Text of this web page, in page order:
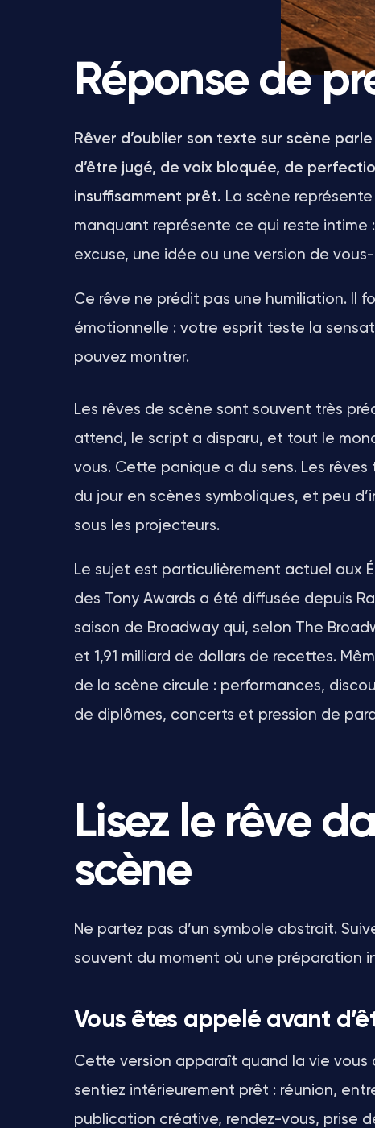
Réponse de
Rêver d’oublier son texte sur scène
d’être jugé, de voix bloquée, de
insuffisamment prêt. La scène
manquant représente ce qui reste intime
excuse, une idée ou une version de
Ce rêve ne prédit pas une humiliation. Il
émotionnelle : votre esprit teste la
pouvez montrer.
Les rêves de scène sont souvent très
attend, le script a disparu, et tout le
vous. Cette panique a du sens. Les
du jour en scènes symboliques, et peu
sous les projecteurs.
Le sujet est particulièrement actuel aux
des Tony Awards a été diffusée depuis
saison de Broadway qui, selon The
et 1,91 milliard de dollars de recettes.
de la scène circule : performances,
de diplômes, concerts et pression de
Lisez le rêve
scène
Ne partez pas d’un symbole abstrait.
souvent du moment où une préparation
Vous êtes appelé avant
Cette version apparaît quand la vie
sentiez intérieurement prêt : réunion,
publication créative, rendez-vous, prise